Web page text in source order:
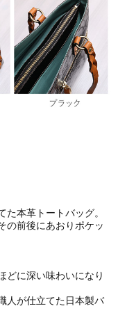
本革トートバッグ。
の前後にあおりポケッ
どに深い味わいになり
人が仕立てた日本製バ